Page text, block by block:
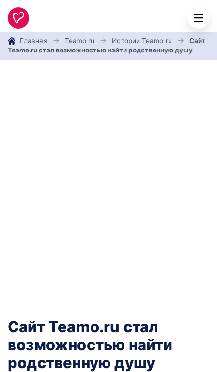
Главная Teamo ru Истории Teamo ru
Сайт
Teamo.ru стал возможностью найти родственную душу
Сайт Teamo.ru стал
возможностью найти
родственную душу